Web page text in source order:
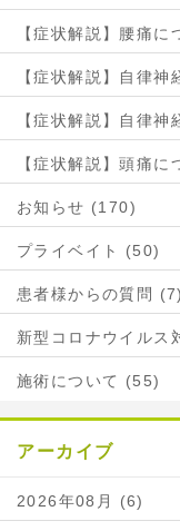
【症状解説】腰痛
【症状解説】自律
【症状解説】自律
【症状解説】頭痛に
お知らせ (170)
プライベイト (50)
患者様からの質問 (7)
新型コロナウイルス
施術について (55)
アーカイブ
2026年08月 (6)